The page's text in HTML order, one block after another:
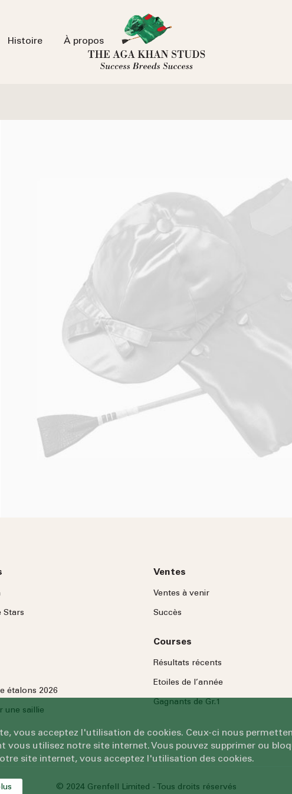
Histoire À propos
Stars
étalons 2026
une saillie
Ventes
Ventes à venir
Succès
Courses
Résultats récents
Etoiles de l’année
Gagnants de Gr.1
© 2024 Grenfell Limited - Tous droits réservés
vous acceptez l'utilisation de cookies. Ceux-ci nous
vous utilisez notre site internet. Vous pouvez supprimer ou
site internet, vous acceptez l'utilisation des cookies.